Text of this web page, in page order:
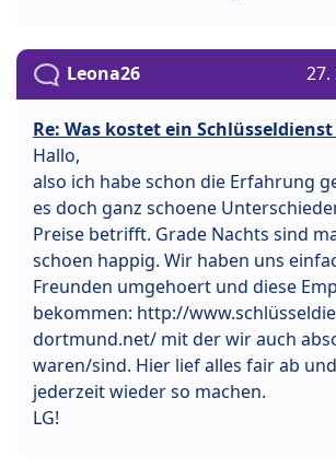
Leona26 27.
Re: Was kostet ein
Hallo,
also ich habe schon die Erfahrung
es doch ganz schoene
Preise betrifft. Grade Nachts sind
schoen happig. Wir haben uns
Freunden umgehoert und diese
bekommen: http://
dortmund.net/ mit der wir auch
waren/sind. Hier lief alles fair ab
jederzeit wieder so machen.
LG!